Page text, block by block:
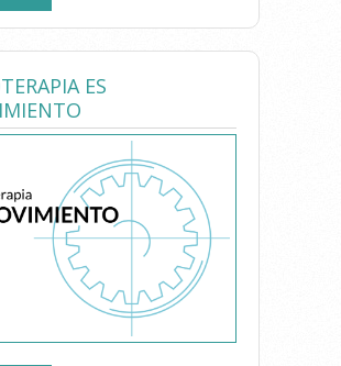
(FISIOTERAPIA Y PODOLOGÍA)
ES